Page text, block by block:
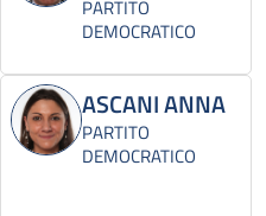
PARTITO
DEMOCRATICO
ASCANI ANNA
PARTITO
DEMOCRATICO